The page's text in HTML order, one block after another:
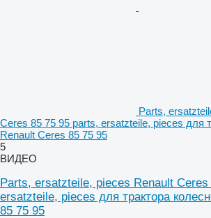
Parts,
Ceres 85 75 95 parts, ersatzteile, pieces для
Renault Ceres 85 75 95
5
ВИДЕО
Parts, ersatzteile, pieces Renault
ersatzteile, pieces для трактора
85 75 95